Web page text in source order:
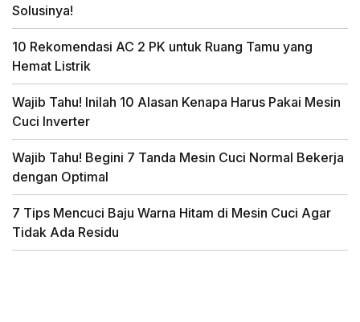
Solusinya!
10 Rekomendasi AC 2 PK untuk Ruang Tamu yang
Hemat Listrik
Wajib Tahu! Inilah 10 Alasan Kenapa Harus Pakai Mesin
Cuci Inverter
Wajib Tahu! Begini 7 Tanda Mesin Cuci Normal Bekerja
dengan Optimal
7 Tips Mencuci Baju Warna Hitam di Mesin Cuci Agar
Tidak Ada Residu